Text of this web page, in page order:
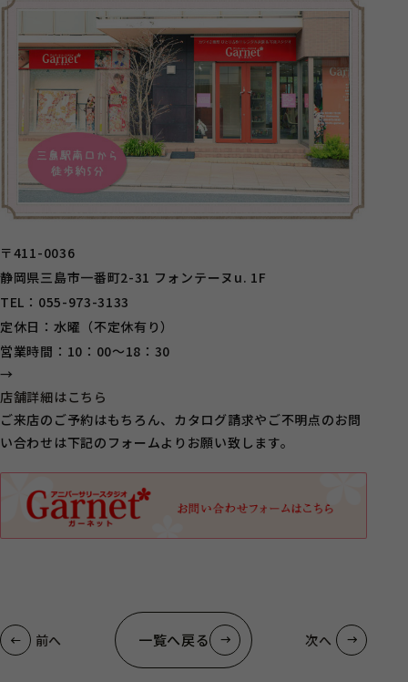
〒411-0036
静岡県三島市一番町2-31 フォンテーヌu. 1F
TEL：055-973-3133
定休日：水曜（不定休有り）
営業時間：10：00～18：30
→
店舗詳細はこちら
ご来店のご予約はもちろん、カタログ請求やご不明点のお問
い合わせは下記のフォームよりお願い致します。
前へ 一覧へ戻る 次へ